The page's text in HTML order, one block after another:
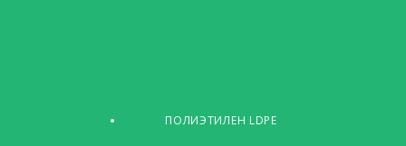
ПОЛИЭТИЛЕН LDPE